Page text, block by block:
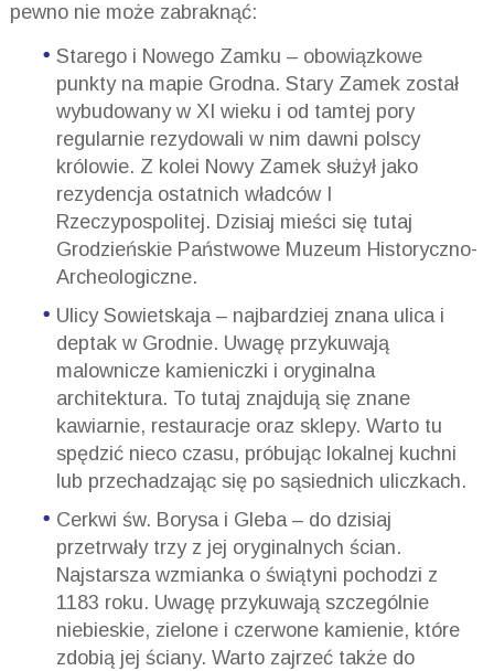
pewno nie może zabraknąć:
Starego i Nowego Zamku – obowiązkowe
punkty na mapie Grodna. Stary Zamek został
wybudowany w XI wieku i od tamtej pory
regularnie rezydowali w nim dawni polscy
królowie. Z kolei Nowy Zamek służył jako
rezydencja ostatnich władców I
Rzeczypospolitej. Dzisiaj mieści się tutaj
Grodzieńskie Państwowe Muzeum Historyczno-
Archeologiczne.
Ulicy Sowietskaja – najbardziej znana ulica i
deptak w Grodnie. Uwagę przykuwają
malownicze kamieniczki i oryginalna
architektura. To tutaj znajdują się znane
kawiarnie, restauracje oraz sklepy. Warto tu
spędzić nieco czasu, próbując lokalnej kuchni
lub przechadzając się po sąsiednich uliczkach.
Cerkwi św. Borysa i Gleba – do dzisiaj
przetrwały trzy z jej oryginalnych ścian.
Najstarsza wzmianka o świątyni pochodzi z
1183 roku. Uwagę przykuwają szczególnie
niebieskie, zielone i czerwone kamienie, które
zdobią jej ściany. Warto zajrzeć także do